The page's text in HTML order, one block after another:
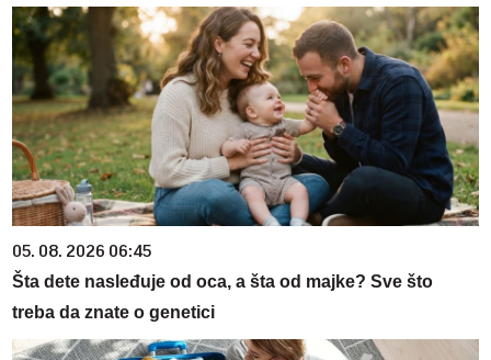
05. 08. 2026 06:45
Šta dete nasleđuje od oca, a šta od majke? Sve što
treba da znate o genetici